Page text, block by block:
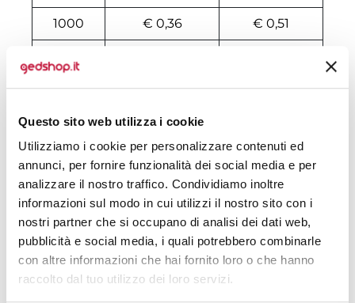
Questo sito web utilizza i cookie
Utilizziamo i cookie per personalizzare contenuti ed
annunci, per fornire funzionalità dei social media e per
analizzare il nostro traffico. Condividiamo inoltre
informazioni sul modo in cui utilizzi il nostro sito con i
nostri partner che si occupano di analisi dei dati web,
pubblicità e social media, i quali potrebbero combinarle
con altre informazioni che hai fornito loro o che hanno
raccolto dal tuo utilizzo dei loro servizi.
1000 € 0,36 € 0,51
3000 € 0,36 € 0,44
4000 € 0,36
5000 € 0,36 € 0,41
6000 € 0,36 € 0,40
7000 € 0,35 € 0,40
€ 0,35
10000 € 0,34